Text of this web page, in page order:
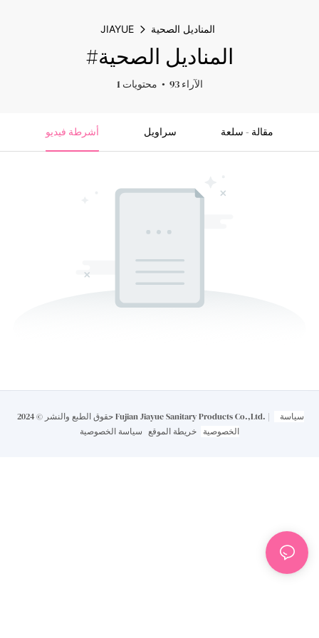
JIAYUE المناديل الصحية
#المناديل الصحية
1 محتويات 93 الآراء
أشرطة فيديو سراويل مقالة - سلعة
حقوق الطبع والنشر © 2024 Fujian Jiayue Sanitary Products Co.,Ltd. |
الخصوصية
خريطة الموقع سياسة الخصوصية